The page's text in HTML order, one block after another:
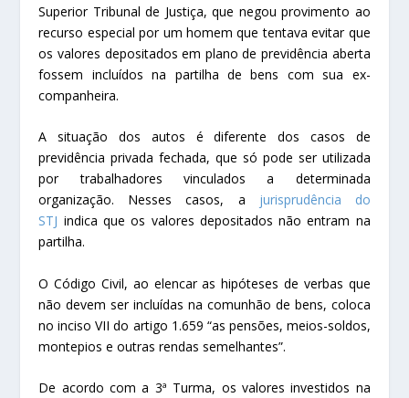
Superior Tribunal de Justiça, que negou provimento ao
recurso especial por um homem que tentava evitar que
os valores depositados em plano de previdência aberta
fossem incluídos na partilha de bens com sua ex-
companheira.
A situação dos autos é diferente dos casos de
previdência privada fechada, que só pode ser utilizada
por trabalhadores vinculados a determinada
organização. Nesses casos, a jurisprudência do
STJ indica que os valores depositados não entram na
partilha.
O Código Civil, ao elencar as hipóteses de verbas que
não devem ser incluídas na comunhão de bens, coloca
no inciso VII do artigo 1.659 “as pensões, meios-soldos,
montepios e outras rendas semelhantes”.
De acordo com a 3ª Turma, os valores investidos na